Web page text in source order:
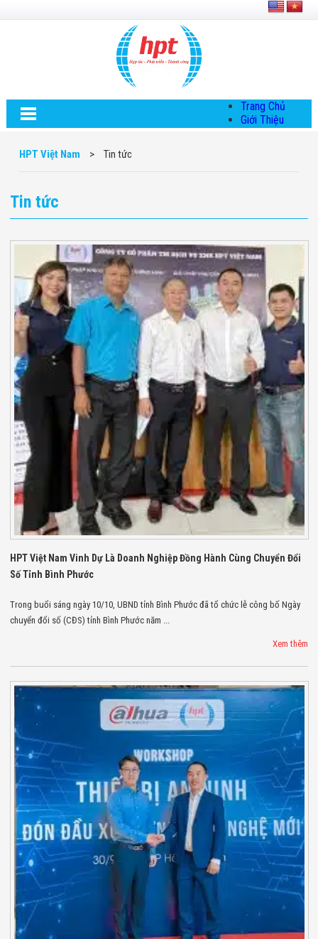
Trang Chủ
Giới Thiệu
Chiến Lược
Phát Triển
Thông Tin
Chuyển Khoản
Giải Pháp
Giải Pháp Thiết
Bị Ngành Thủy
Sản - Đông
Lạnh
Giải Pháp Thiết
Bị Ngành Thực
Phẩm Đóng Gói
Giải Pháp Thiết
Bị Ngành May
Mặc - Giày Da
Giải Pháp Thiết
Bị Ngành Linh
Kiện Điện Tử
Giải Pháp Thiết
Bị Ngành Giáo
Dục
Giải Pháp Thiết
Bị Ngành Bán
Lẻ - Retail
Giải Pháp
- Quân Đội
NINH
Camera Thông
Minh
Cổng Từ Siêu
Máy Đếm
Máy Dò Tìm
Thuốc Nổ
Phòng Chống
Khủng Bố
Camera Đo
Thân Nhiệt
THIẾT BỊ
CHUYÊN
DỤNG
Máy Dò Tạp
Chất
Màn Hình
HPT Việt Nam > Tin tức
Tin tức
HPT Việt Nam Vinh Dự Là Doanh Nghiệp Đồng Hành Cùng Chuyển Đổi
Số Tỉnh Bình Phước
Trong buổi sáng ngày 10/10, UBND tỉnh Bình Phước đã tổ chức lễ công bố Ngày
chuyển đổi số (CĐS) tỉnh Bình Phước năm ...
Xem thêm